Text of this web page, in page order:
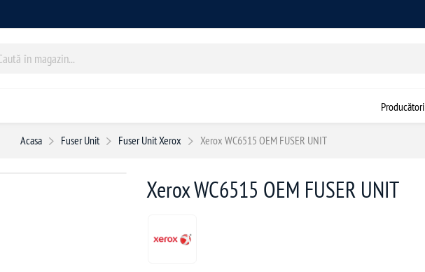
Producători
Acasa Fuser Unit Fuser Unit Xerox Xerox WC6515 OEM FUSER UNIT
Xerox WC6515 OEM FUSER UNIT